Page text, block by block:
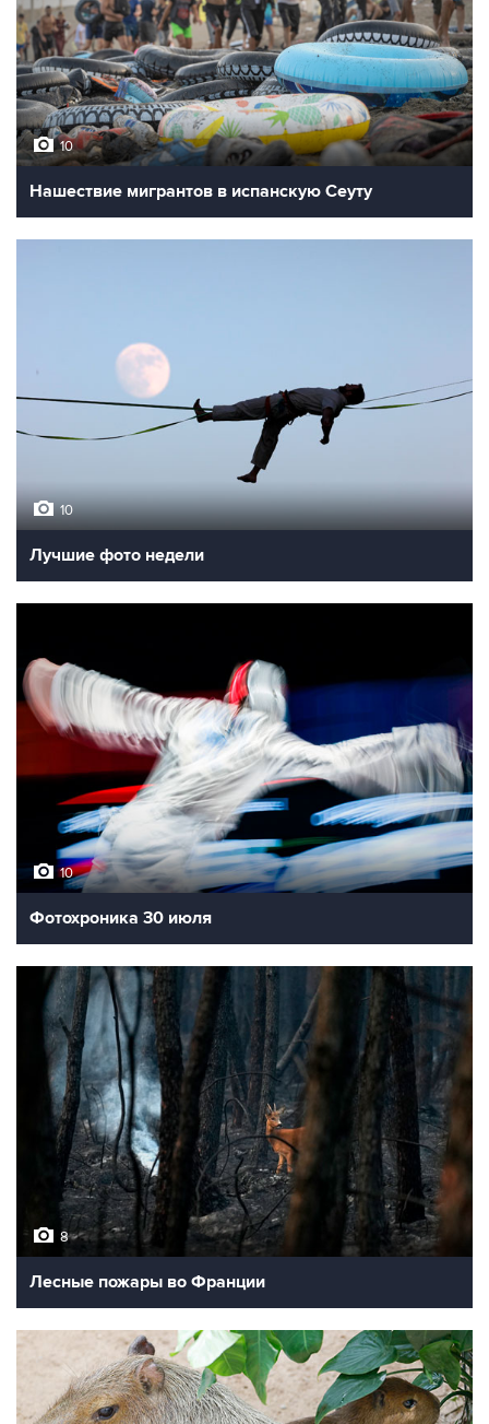
10
Нашествие мигрантов в испанскую Сеуту
10
Лучшие фото недели
10
Фотохроника 30 июля
8
Лесные пожары во Франции